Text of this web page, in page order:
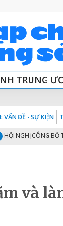
TRUNG
VẤN ĐỀ - SỰ KIỆN
CÔNG BỐ
và